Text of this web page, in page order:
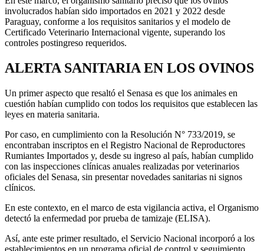
involucrados habían sido importados en 2021 y 2022 desde
Paraguay, conforme a los requisitos sanitarios y el modelo de
Certificado Veterinario Internacional vigente, superando los
controles postingreso requeridos.
ALERTA SANITARIA EN LOS OVINOS
Un primer aspecto que resaltó el Senasa es que los animales en
cuestión habían cumplido con todos los requisitos que establecen las
leyes en materia sanitaria.
Por caso, en cumplimiento con la Resolución N° 733/2019, se
encontraban inscriptos en el Registro Nacional de Reproductores
Rumiantes Importados y, desde su ingreso al país, habían cumplido
con las inspecciones clínicas anuales realizadas por veterinarios
oficiales del Senasa, sin presentar novedades sanitarias ni signos
clínicos.
En este contexto, en el marco de esta vigilancia activa, el Organismo
detectó la enfermedad por prueba de tamizaje (ELISA).
Así, ante este primer resultado, el Servicio Nacional incorporó a los
establecimientos en un programa oficial de control y seguimiento,